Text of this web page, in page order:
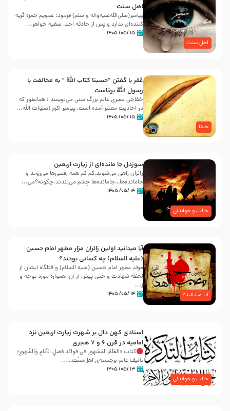
اهل سنت
اهل سنت
پیامبر(صلی‌الله‌علیه‌وآله و سلم) فرمود: عمویم حمزه گریه
کننده‌ای ندارد و پس از حادثه احد، صفیه خواهر...
۱۵ /۰۵/ ۱۴۰۵
خلفا
عُمَر با گفتن “حسبنا كتاب اللّه ” به مخالفت با
رسول اللّه برخاست
خفاجی مصری عالم بزرگ سنی می‌نویسد : همانطور که
در احادیث معتبر آمده است، پیامبر اکرم (صلوات اللّه...
۱۵ /۰۵/ ۱۴۰۵
جالب و خواندنی
سوزدل جا مانده‌ای از زیارت اربعین
زائران راهی می‌شوند،کم‌ کم همه رفتنی‌ها می‌روند و
جامانده‌ها…جامانده‌ها چشم می‌بندند.چگونه؟می‌...
۱۴ /۰۵/ ۱۴۰۵
آیا میدانید؟
آیا میدانید اولین زائران مزار مطهر امام حسین
(علیه السلام) چه کسانی بودند؟
مرقد مطهر امام حسین (علیه السلام) و قتلگاه ایشان از
لحظه شهادت و حتی پیش از آن، همواره مورد توجه و
ز...
۱۴ /۰۵/ ۱۴۰۵
جالب و خواندنی
اسنادی کهن دال بر شهرت زیارت اربعین نزد
امامیه در قرن ۶ و ۷ هجری
کتاب «العَلَمُ المَشهور في فَوائِدِ فَضلِ الأيّامِ وَالشُّهورِ»
تألیف عالم برجسته‌ی اهل‌سنّت…...
۱۳ /۰۵/ ۱۴۰۵